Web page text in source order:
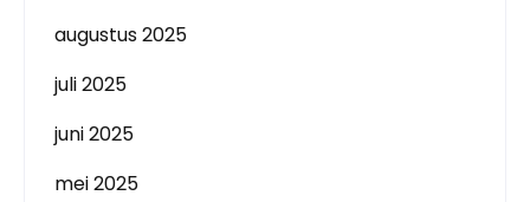
augustus 2025
juli 2025
juni 2025
mei 2025